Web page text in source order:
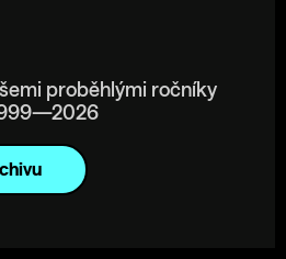
proběhlými ročníky